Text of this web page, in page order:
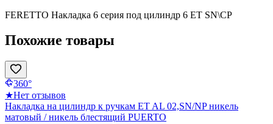
FERETTO Накладка 6 серия под цилиндр 6 ET SN\CP
Похожие товары
360°
★Нет отзывов
Накладка на цилиндр к ручкам ET AL 02,SN/NP никель
матовый / никель блестящий PUERTO